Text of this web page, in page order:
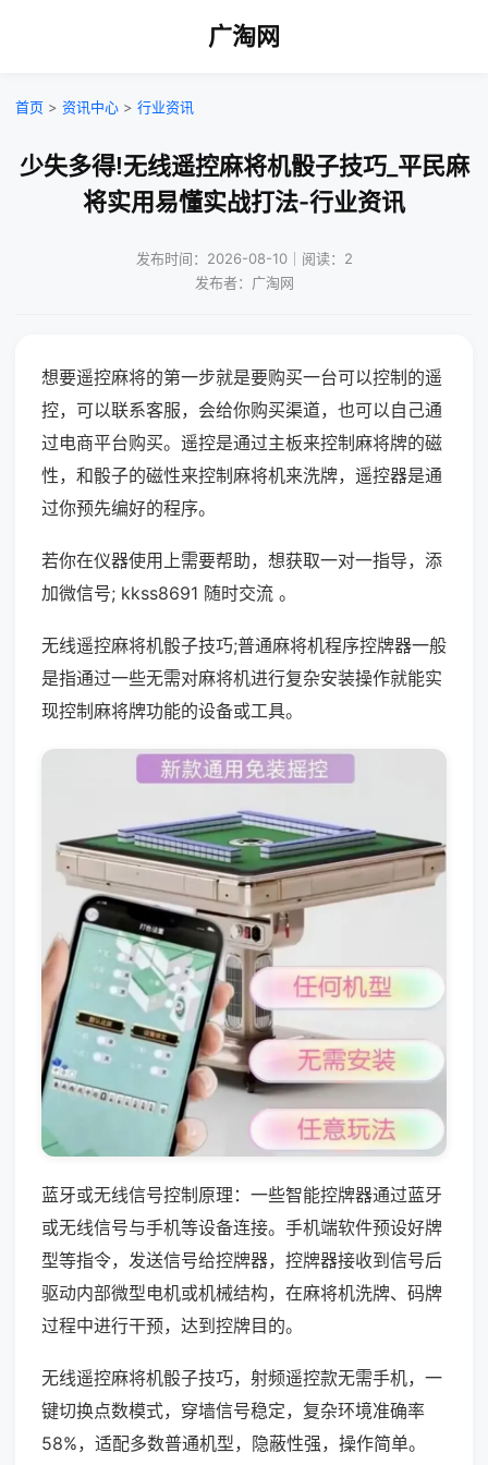
广淘网
首页 > 资讯中心 > 行业资讯
少失多得!无线遥控麻将机骰子技巧_平民麻
将实用易懂实战打法-行业资讯
发布时间：2026-08-10｜阅读：2
发布者：广淘网
想要遥控麻将的第一步就是要购买一台可以控制的遥
控，可以联系客服，会给你购买渠道，也可以自己通
过电商平台购买。遥控是通过主板来控制麻将牌的磁
性，和骰子的磁性来控制麻将机来洗牌，遥控器是通
过你预先编好的程序。
若你在仪器使用上需要帮助，想获取一对一指导，添
加微信号; kkss8691 随时交流 。
无线遥控麻将机骰子技巧;普通麻将机程序控牌器一般
是指通过一些无需对麻将机进行复杂安装操作就能实
现控制麻将牌功能的设备或工具。
蓝牙或无线信号控制原理：一些智能控牌器通过蓝牙
或无线信号与手机等设备连接。手机端软件预设好牌
型等指令，发送信号给控牌器，控牌器接收到信号后
驱动内部微型电机或机械结构，在麻将机洗牌、码牌
过程中进行干预，达到控牌目的。
无线遥控麻将机骰子技巧，射频遥控款无需手机，一
键切换点数模式，穿墙信号稳定，复杂环境准确率
58%，适配多数普通机型，隐蔽性强，操作简单。